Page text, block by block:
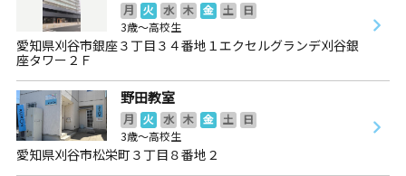
月 火 水 木 金 土
日
3歳～高校生
愛知県刈谷市銀座３丁目３４番地１エクセルグランデ刈谷銀
座タワー２Ｆ
野田教室
月 火 水 木 金 土
日
3歳～高校生
愛知県刈谷市松栄町３丁目８番地２